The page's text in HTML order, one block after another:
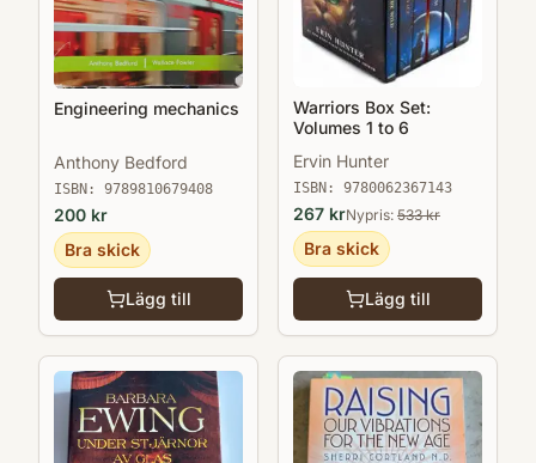
Engineering mechanics
Anthony Bedford
ISBN: 9789810679408
200 kr
Bra skick
Lägg till
Warriors Box Set:
Volumes 1 to 6
Ervin Hunter
ISBN: 9780062367143
267 krNypris: 533kr
Bra skick
Lägg till